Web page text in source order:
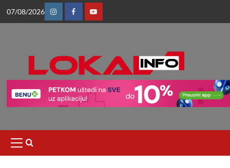
07/08/2026
InstagramFacebookYoutube
Menu